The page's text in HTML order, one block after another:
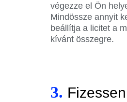
végezze el Ön
Mindössze annyit
beállítja a licitet a
kívánt összegre.
3.